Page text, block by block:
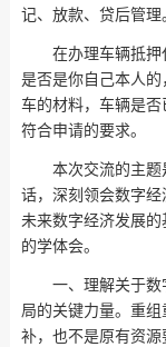
记、放款、贷后管理。
在办理车辆抵押
是否是你自己本人
车的材料，车辆是
符合申请的要求。
本次交流的主题
话，深刻领会数字
未来数字经济发展
的学体会。
一、理解关于数
局的关键力量。重
补，也不是原有资